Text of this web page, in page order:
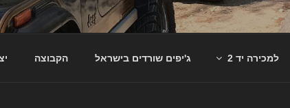
למכירה יד 2 ג'יפים שורדים בישראל הקבוצה